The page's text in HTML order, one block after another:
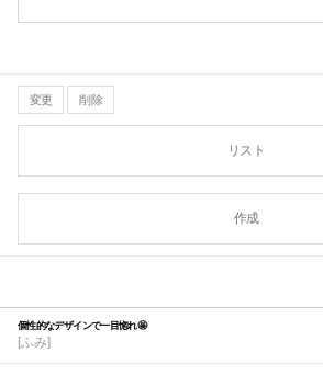
変更 削除
リスト
作成
個性的なデザインで一目惚れ🤩
[ふみ]